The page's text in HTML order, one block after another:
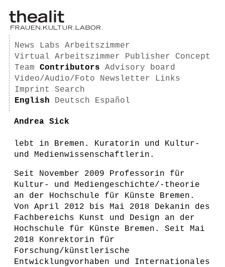
News Labs
Arbeitszimmer
Virtual Arbeitszimmer
Publisher
Concept
Team
Contributors
Advisory board
Video/Audio/Foto
Newsletter
Links
Imprint
Search
English
Deutsch Español
Andrea Sick
lebt in Bremen. Kuratorin und Kultur-
und Medienwissenschaftlerin.
Seit November 2009 Professorin für
Kultur- und Mediengeschichte/-theorie
an der Hochschule für Künste Bremen.
Von April 2012 bis Mai 2018 Dekanin des
Fachbereichs Kunst und Design an der
Hochschule für Künste Bremen. Seit Mai
2018 Konrektorin für
Forschung/künstlerische
Entwicklungvorhaben und Internationales